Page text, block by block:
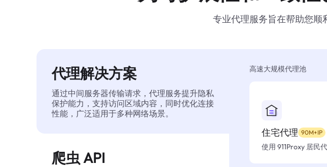
专业代理服务旨在帮助您顺
代理解决方案
通过中间服务器传输请求，代理服务提升隐私
保护能力，支持访问区域内容，同时优化连接
性能，广泛适用于多种网络场景。
爬虫 API
高速大规模代理池
住宅代理 90M+IP
使用 911Proxy 居民